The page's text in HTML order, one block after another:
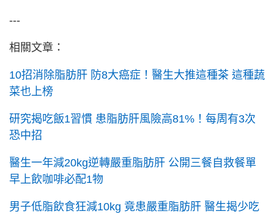
---
相關文章：
10招消除脂肪肝 防8大癌症！醫生大推這種茶 這種蔬
菜也上榜
研究揭吃飯1習慣 患脂肪肝風險高81%！每周有3次
恐中招
醫生一年減20kg逆轉嚴重脂肪肝 公開三餐自救餐單
早上飲咖啡必配1物
男子低脂飲食狂減10kg 竟患嚴重脂肪肝 醫生揭少吃